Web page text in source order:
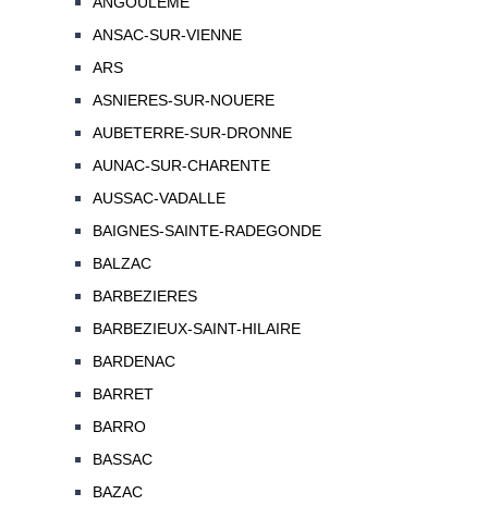
ANSAC-SUR-VIENNE
ARS
ASNIERES-SUR-NOUERE
AUBETERRE-SUR-DRONNE
AUNAC-SUR-CHARENTE
AUSSAC-VADALLE
BAIGNES-SAINTE-RADEGONDE
BALZAC
BARBEZIERES
BARBEZIEUX-SAINT-HILAIRE
BARDENAC
BARRET
BARRO
BASSAC
BAZAC